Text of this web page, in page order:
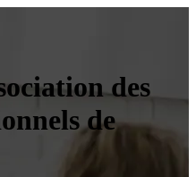
des
de